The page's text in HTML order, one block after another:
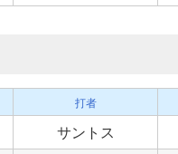
打者
サントス